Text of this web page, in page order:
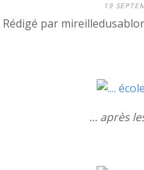
19
Rédigé par
... après